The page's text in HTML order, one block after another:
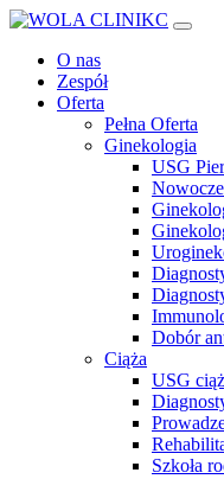
O nas
Zespół
Oferta
Pełna Oferta
Ginekologia
USG
Dobór
Ciąża
USG
Szkoła